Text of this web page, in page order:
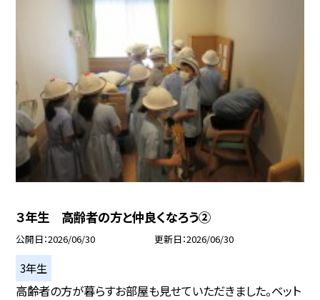
３年生 高齢者の方と仲良くなろう②
公開日 2026/06/30 更新日 2026/06/30
3年生
高齢者の方が暮らすお部屋も見せていただきました。ベット